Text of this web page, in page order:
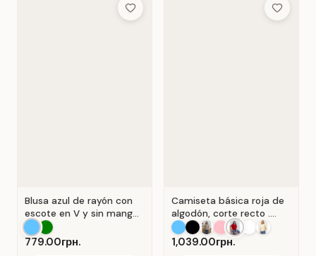
Add to Wish List
Blusa azul de rayón con
escote en V y sin mangas
. Azul.
779.00грн.
Add to
Camiseta básica roja de
algodón, corte recto .
Rojo.
1,039.00грн.